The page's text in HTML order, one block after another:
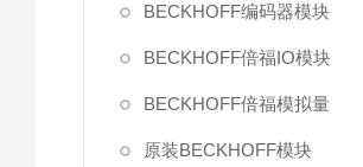
BECKHOFF编码器模块
BECKHOFF倍福IO模块
BECKHOFF倍福模拟量
原装BECKHOFF模块